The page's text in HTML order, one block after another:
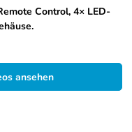
Control, 4× LED-
ansehen